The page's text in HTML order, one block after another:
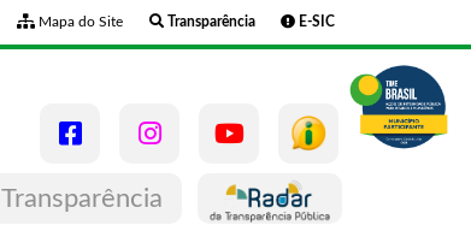
Mapa do Site Transparência E-SIC
Transparência